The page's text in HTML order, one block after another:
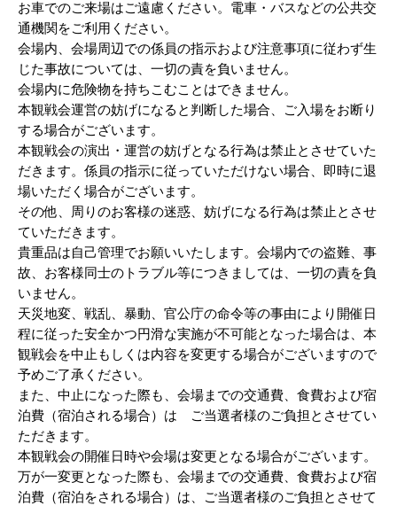
お車でのご来場はご遠慮ください。電車・バスなどの公共交
通機関をご利用ください。
会場内、会場周辺での係員の指示および注意事項に従わず生
じた事故については、一切の責を負いません。
会場内に危険物を持ちこむことはできません。
本観戦会運営の妨げになると判断した場合、ご入場をお断り
する場合がございます。
本観戦会の演出・運営の妨げとなる行為は禁止とさせていた
だきます。係員の指示に従っていただけない場合、即時に退
場いただく場合がございます。
その他、周りのお客様の迷惑、妨げになる行為は禁止とさせ
ていただきます。
貴重品は自己管理でお願いいたします。会場内での盗難、事
故、お客様同士のトラブル等につきましては、一切の責を負
いません。
天災地変、戦乱、暴動、官公庁の命令等の事由により開催日
程に従った安全かつ円滑な実施が不可能となった場合は、本
観戦会を中止もしくは内容を変更する場合がございますので
予めご了承ください。
また、中止になった際も、会場までの交通費、食費および宿
泊費（宿泊される場合）は ご当選者様のご負担とさせてい
ただきます。
本観戦会の開催日時や会場は変更となる場合がございます。
万が一変更となった際も、会場までの交通費、食費および宿
泊費（宿泊をされる場合）は、ご当選者様のご負担とさせて